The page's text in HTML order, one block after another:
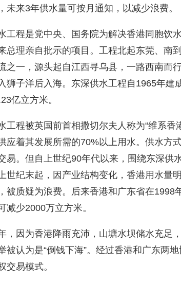
未来3年供水量可按月通知，以减少浪费。
工程是党中央、国务院为解决香港同胞饮
总理亲自批示的项目。工程北起东莞、南
之一，源头起自江西寻乌县，一路西南而
狮子洋后入海。东深供水工程自1965年建
亿立方米。
工程被英国前首相撒切尔夫人称为“维系香
应着其发展所需的70%以上用水。供水方
易。但自上世纪90年代以来，围绕东深供
世纪末起，因产业结构变化，香港用水量
被质疑为浪费。后来香港和广东省在1998
减少2000万立方米。
，因为香港降雨充沛，山塘水坝储水充足
被认为是“倒钱下海”。经过香港和广东两
交易模式。